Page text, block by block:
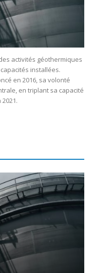
activités géothermiques
installées.
en 2016, sa volonté
en triplant sa capacité